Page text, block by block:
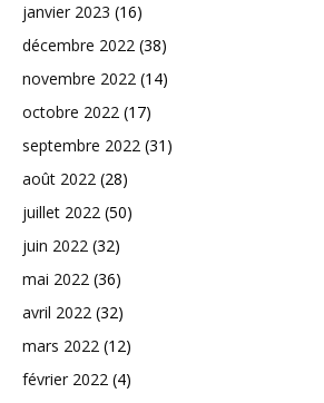
janvier 2023 (16)
décembre 2022 (38)
novembre 2022 (14)
octobre 2022 (17)
septembre 2022 (31)
août 2022 (28)
juillet 2022 (50)
juin 2022 (32)
mai 2022 (36)
avril 2022 (32)
mars 2022 (12)
février 2022 (4)